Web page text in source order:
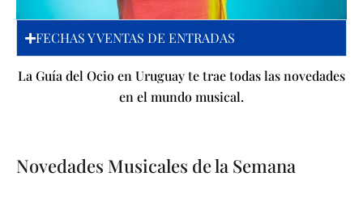
FECHAS Y VENTAS DE ENTRADAS
La Guía del Ocio en Uruguay te trae todas las novedades
en el mundo musical.
Novedades Musicales de la Semana